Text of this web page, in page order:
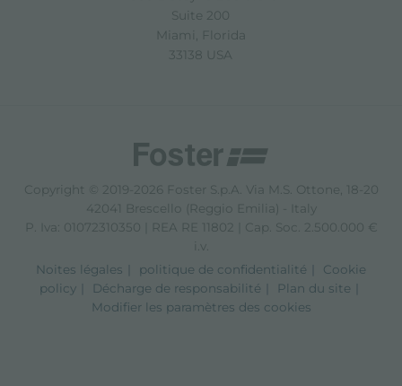
Suite 200
Miami, Florida
33138 USA
Copyright © 2019-2026 Foster S.p.A. Via M.S. Ottone, 18-20
42041 Brescello (Reggio Emilia) - Italy
P. Iva: 01072310350 | REA RE 11802 | Cap. Soc. 2.500.000 €
i.v.
Noites légales
politique de confidentialité
Cookie
policy
Décharge de responsabilité
Plan du site
Modifier les paramètres des cookies